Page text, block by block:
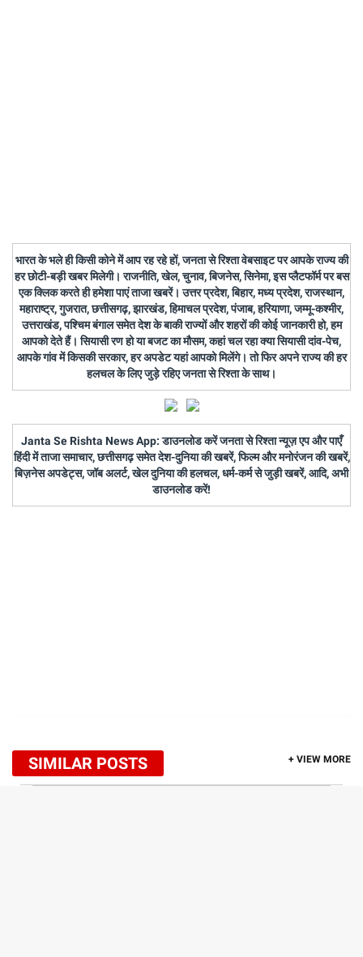
भारत के भले ही किसी कोने में आप रह रहे हों, जनता से रिश्ता वेबसाइट पर आपके राज्य की
हर छोटी-बड़ी खबर मिलेगी। राजनीति, खेल, चुनाव, बिजनेस, सिनेमा, इस प्लैटफॉर्म पर बस
एक क्लिक करते ही हमेशा पाएं ताजा खबरें। उत्तर प्रदेश, बिहार, मध्य प्रदेश, राजस्थान,
महाराष्ट्र, गुजरात, छत्तीसगढ़, झारखंड, हिमाचल प्रदेश, पंजाब, हरियाणा, जम्मू-कश्मीर,
उत्तराखंड, पश्चिम बंगाल समेत देश के बाकी राज्यों और शहरों की कोई जानकारी हो, हम
आपको देते हैं। सियासी रण हो या बजट का मौसम, कहां चल रहा क्या सियासी दांव-पेच,
आपके गांव में किसकी सरकार, हर अपडेट यहां आपको मिलेंगे। तो फिर अपने राज्य की हर
हलचल के लिए जुड़े रहिए जनता से रिश्ता के साथ।
Janta Se Rishta News App: डाउनलोड करें जनता से रिश्ता न्यूज़ एप और पाएँ
हिंदी में ताजा समाचार, छत्तीसगढ़ समेत देश-दुनिया की खबरें, फिल्म और मनोरंजन की खबरें,
बिज़नेस अपडेट्स, जॉब अलर्ट, खेल दुनिया की हलचल, धर्म-कर्म से जुड़ी खबरें, आदि, अभी
डाउनलोड करें!
SIMILAR POSTS + VIEW MORE